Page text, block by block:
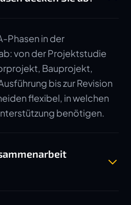
Phasen in der
von der Projektstudie
Bauprojekt,
bis zur Revision
flexibel, in welchen
benötigen.